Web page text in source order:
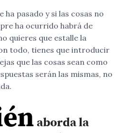
ha pasado y si las cosas no
ha ocurrido habrá de
quieres que estalle la
todo, tienes que introducir
que las cosas sean como
serán las mismas, no
abordala